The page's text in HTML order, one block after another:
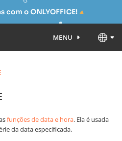
com o ONLYOFFICE!
MENU
funções de data e hora. Ela é usada
da data especificada.